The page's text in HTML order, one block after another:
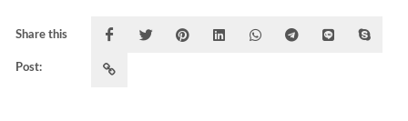
Share this
Post: